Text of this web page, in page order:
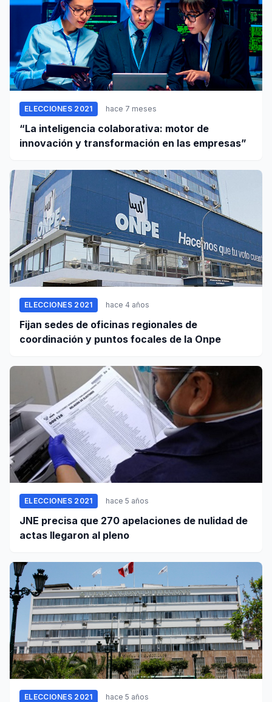
ELECCIONES 2021 hace 7 meses
“La inteligencia colaborativa: motor de
innovación y transformación en las empresas”
ELECCIONES 2021 hace 4 años
Fijan sedes de oficinas regionales de
coordinación y puntos focales de la Onpe
ELECCIONES 2021 hace 5 años
JNE precisa que 270 apelaciones de nulidad de
actas llegaron al pleno
ELECCIONES 2021 hace 5 años